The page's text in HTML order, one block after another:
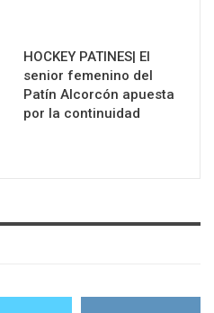
HOCKEY PATINES| El
senior femenino del
Patín Alcorcón apuesta
por la continuidad